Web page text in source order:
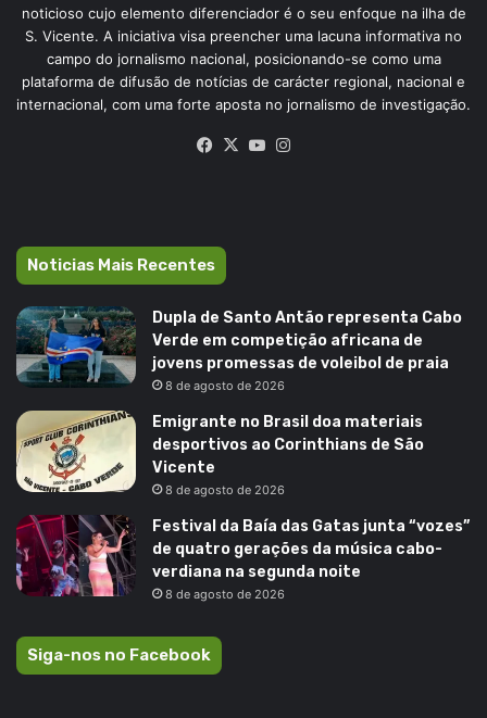
noticioso cujo elemento diferenciador é o seu enfoque na ilha de
S. Vicente. A iniciativa visa preencher uma lacuna informativa no
campo do jornalismo nacional, posicionando-se como uma
plataforma de difusão de notícias de carácter regional, nacional e
internacional, com uma forte aposta no jornalismo de investigação.
Facebook
X YouTube
Noticias Mais Recentes
Dupla de Santo Antão representa Cabo
Verde em competição africana de
jovens promessas de voleibol de praia
8 de agosto de 2026
Emigrante no Brasil doa materiais
desportivos ao Corinthians de São
Vicente
8 de agosto de 2026
Festival da Baía das Gatas junta “vozes”
de quatro gerações da música cabo-
verdiana na segunda noite
8 de agosto de 2026
Siga-nos no Facebook